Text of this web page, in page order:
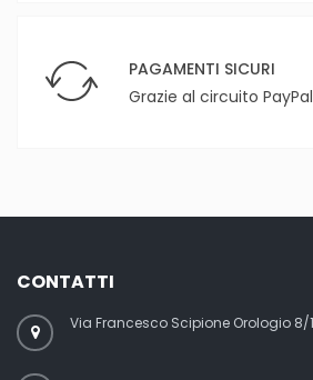
PAGAMENTI SICURI
Grazie al circuito PayPal
CONTATTI
Via Francesco Scipione Orologio 8/